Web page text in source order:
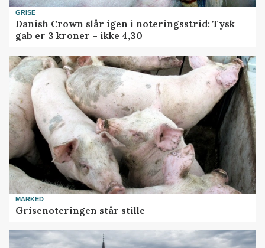
GRISE
Danish Crown slår igen i noteringsstrid: Tysk
gab er 3 kroner – ikke 4,30
MARKED
Grisenoteringen står stille